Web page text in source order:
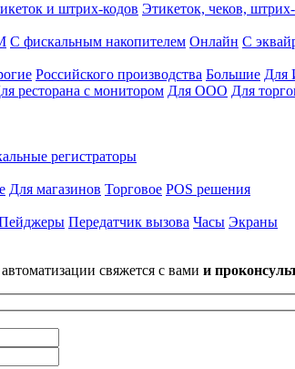
и штрих-кодов Этикеток, чеков,
С фискальным накопителем Онлайн С
Российского производства Большие Для
ресторана с монитором Для ООО Для
регистраторы
Для магазинов Торговое POS решения
Передатчик вызова Часы Экраны
свяжется с вами и